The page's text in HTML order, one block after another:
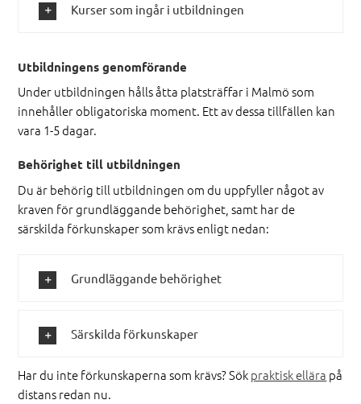
Kurser som ingår i utbildningen
Utbildningensgenomförande
Under utbildningen hålls åtta platsträffar i Malmö som
innehåller obligatoriska moment. Ett av dessa tillfällen kan
vara 1-5 dagar.
Behörighet till utbildningen
Du är behörig till utbildningen om du uppfyller något av
kraven för grundläggande behörighet, samt har de
särskilda förkunskaper som krävs enligt nedan:
Grundläggande behörighet
Särskilda förkunskaper
Har du inte förkunskaperna som krävs? Sökpraktisk ellära på
distans redan nu.